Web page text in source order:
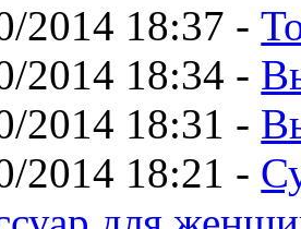
2014 18:37 -
2014 18:34 -
2014 18:31 -
2014 18:21 -